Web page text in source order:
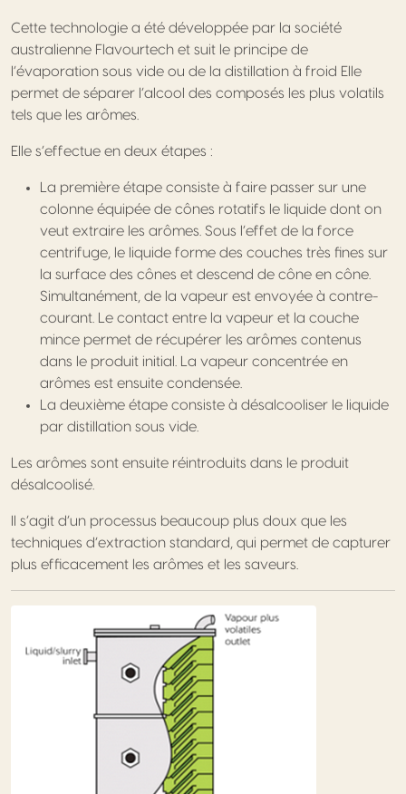
Cette technologie a été développée par la société
australienne Flavourtech et suit le principe de
l’évaporation sous vide ou de la distillation à froid Elle
permet de séparer l’alcool des composés les plus volatils
tels que les arômes.
Elle s’effectue en deux étapes :
La première étape consiste à faire passer sur une
colonne équipée de cônes rotatifs le liquide dont on
veut extraire les arômes. Sous l’effet de la force
centrifuge, le liquide forme des couches très fines sur
la surface des cônes et descend de cône en cône.
Simultanément, de la vapeur est envoyée à contre-
courant. Le contact entre la vapeur et la couche
mince permet de récupérer les arômes contenus
dans le produit initial. La vapeur concentrée en
arômes est ensuite condensée.
La deuxième étape consiste à désalcooliser le liquide
par distillation sous vide.
Les arômes sont ensuite réintroduits dans le produit
désalcoolisé.
Il s’agit d’un processus beaucoup plus doux que les
techniques d’extraction standard, qui permet de capturer
plus efficacement les arômes et les saveurs.